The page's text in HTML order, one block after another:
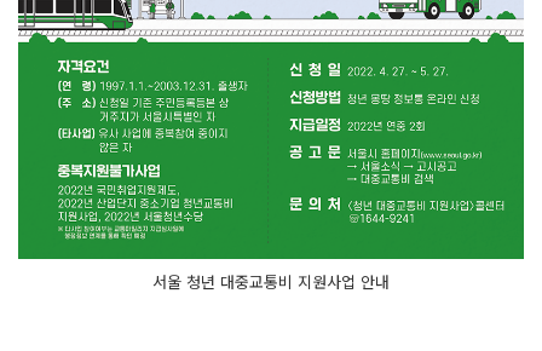
서울 청년 대중교통비 지원사업 안내